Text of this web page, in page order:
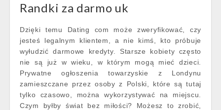
Randki za darmo uk
Dzięki temu Dating com może zweryfikować, czy
jesteś legalnym klientem, a nie kimś, kto próbuje
wyłudzić darmowe kredyty. Starsze kobiety często
nie są już w wieku, w którym mogą mieć dzieci.
Prywatne ogłoszenia towarzyskie z Londynu
zamieszczane przez osoby z Polski, które są tutaj
tylko czasowo, można wykorzystywać na miejscu.
Czym byłby świat bez miłości? Możesz to zrobić,